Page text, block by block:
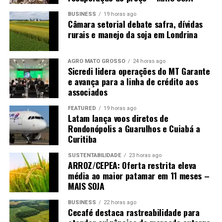
dezembro fecharam a 67,17 centavos de dólar, com
perda de 0,35 centavo ou 0,51%.
Câmbio
O dólar comercial encerrou a sessão com baixa de
0,07%, sendo negociado a R$ 5,1299 para venda e a R$
5,1279 para compra. Durante o dia, a moeda norte-
americana oscilou entre a mínima de R$ 5,0989 e a
máxima de R$ 5,1344.
O post O que sustentou os preços da soja hoje? Confira
as cotações em dia menos movimentado apareceu
primeiro em Canal Rural.
BUSINESS 19 horas ago
Câmara setorial debate safra, dívidas
rurais e manejo da soja em Londrina
AGRO MATO GROSSO 24 horas ago
Sicredi lidera operações do MT Garante
e avança para a linha de crédito aos
associados
FEATURED 19 horas ago
Latam lança voos diretos de
Rondonópolis a Guarulhos e Cuiabá a
Curitiba
SUSTENTABILIDADE 23 horas ago
ARROZ/CEPEA: Oferta restrita eleva
média ao maior patamar em 11 meses –
MAIS SOJA
BUSINESS 22 horas ago
Cecafé destaca rastreabilidade para